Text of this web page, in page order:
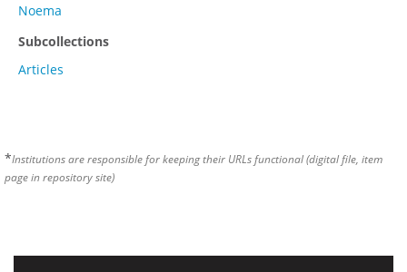
Noema
Subcollections
Articles
*Institutions are responsible for keeping their URLs functional (digital file, item
page in repository site)